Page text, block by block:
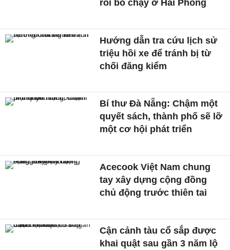
rồi bỏ chạy ở Hải Phòng
Hướng dẫn tra cứu lịch sử
triệu hồi xe để tránh bị từ
chối đăng kiểm
Bí thư Đà Nẵng: Chậm một
quyết sách, thành phố sẽ lỡ
một cơ hội phát triển
Acecook Việt Nam chung
tay xây dựng cộng đồng
chủ động trước thiên tai
Cận cảnh tàu cổ sắp được
khai quật sau gần 3 năm lộ